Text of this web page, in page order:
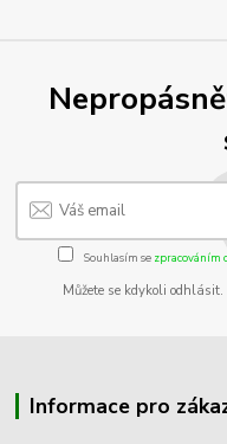
Souhlasím se zpracováním
Můžete se kdykoli
Informace pro